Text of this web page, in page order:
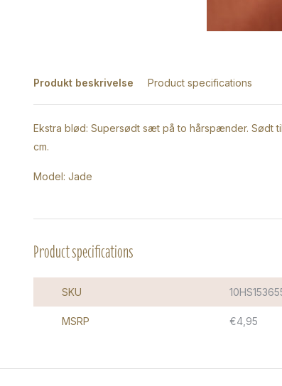
Produkt beskrivelse Product specifications
Ekstra blød: Supersødt sæt på to hårspænder. Sødt
cm.
Model: Jade
Product specifications
SKU
MSRP €4,95